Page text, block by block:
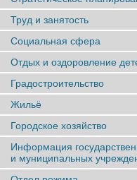
Труд и занятость
Социальная сфера
Отдых и оздоровление
Градостроительство
Жильё
Городское хозяйство
Информация
и муниципальных